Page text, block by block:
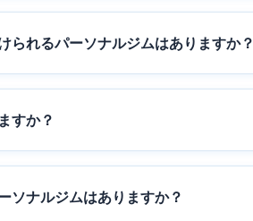
られるパーソナルジムはありますか？
すか？
ソナルジムはありますか？